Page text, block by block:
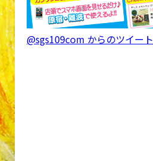
@sgs109com からのツイート